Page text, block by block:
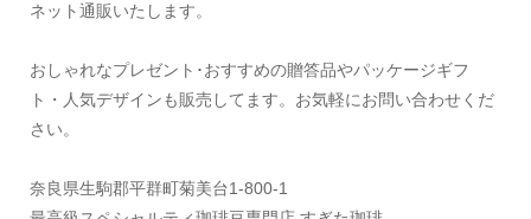
ネット通販いたします。
おしゃれなプレゼント･おすすめの贈答品やパッケージギフ
ト・人気デザインも販売してます。お気軽にお問い合わせくだ
さい。
奈良県生駒郡平群町菊美台1-800-1